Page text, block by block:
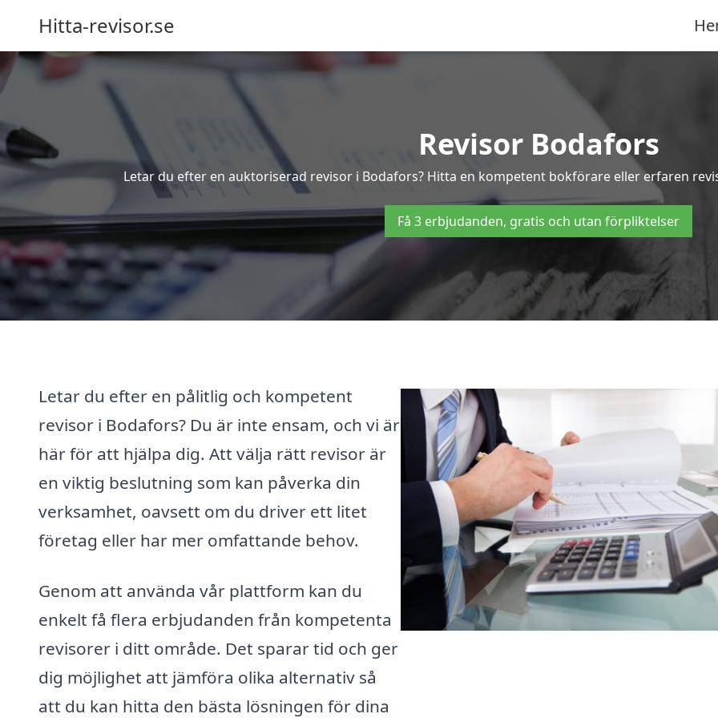
Hitta-revisor.se
Revisor Bodafors
Letar du efter en auktoriserad revisor i Bodafors? Hitta en kompetent bokförare eller erfaren
Få 3 erbjudanden, gratis och utan förpliktelser
Letar du efter en pålitlig och kompetent
revisor i Bodafors? Du är inte ensam, och vi är
här för att hjälpa dig. Att välja rätt revisor är
en viktig beslutning som kan påverka din
verksamhet, oavsett om du driver ett litet
företag eller har mer omfattande behov.
Genom att använda vår plattform kan du
enkelt få flera erbjudanden från kompetenta
revisorer i ditt område. Det sparar tid och ger
dig möjlighet att jämföra olika alternativ så
att du kan hitta den bästa lösningen för dina